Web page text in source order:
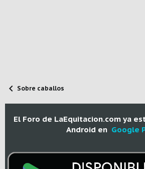
Sobre caballos
El Foro de LaEquitacion.com ya
Android en Google